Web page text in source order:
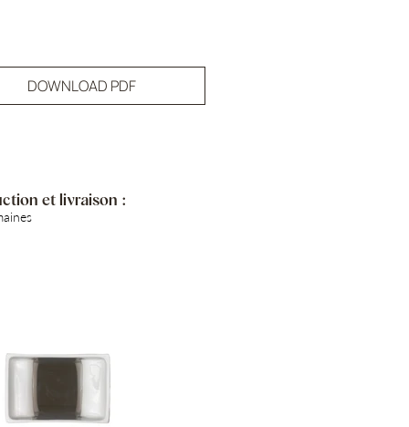
DOWNLOAD PDF
et livraison :